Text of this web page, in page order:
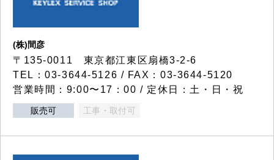
(株)間彦
〒135-0011 東京都江東区扇橋3-2-6
TEL：03-3644-5126 / FAX：03-3644-5120
営業時間：9:00〜17：00 / 定休日：土・日・祝
販売可 工事・取付可